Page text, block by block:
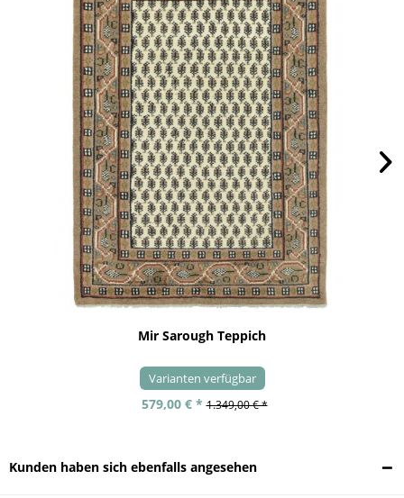
Mir Sarough Teppich
Varianten verfügbar
579,00 € * 1.349,00 € *
Kunden haben sich ebenfalls angesehen